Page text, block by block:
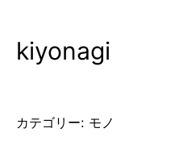
コ
ン
kiyonagi
カテゴリー: モノ